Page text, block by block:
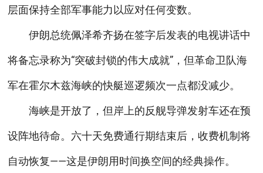
层面保持全部军事能力以应对任何变数。
伊朗总统佩泽希齐扬在签字后发表的电视讲话中
将备忘录称为“突破封锁的伟大成就”，但革命卫队海
军在霍尔木兹海峡的快艇巡逻频次一点都没减少。
海峡是开放了，但岸上的反舰导弹发射车还在预
设阵地待命。六十天免费通行期结束后，收费机制将
自动恢复——这是伊朗用时间换空间的经典操作。